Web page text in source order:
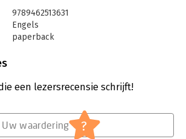
9789462513631
Engels
paperback
6-12-2024
Energieopwekking en -gebruik
Nederlandse Vereniging
een lezersrecensie schrijft!
Uw waardering ?